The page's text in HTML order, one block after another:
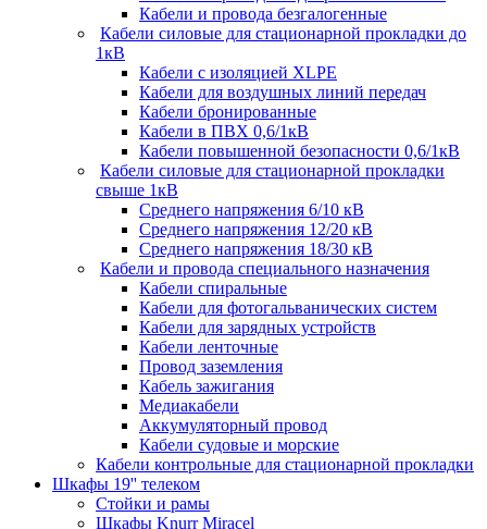
Кабели и провода безгалогенные
Кабели силовые для стационарной прокладки до
1кВ
Кабели c изоляцией XLPE
Кабели для воздушных линий передач
Кабели бронированные
Кабели в ПВХ 0,6/1кВ
Кабели повышенной безопасности 0,6/1кВ
Кабели силовые для стационарной прокладки
свыше 1кВ
Среднего напряжения 6/10 кВ
Среднего напряжения 12/20 кВ
Среднего напряжения 18/30 кВ
Кабели и провода специального назначения
Кабели спиральные
Кабели для фотогальванических систем
Кабели для зарядных устройств
Кабели ленточные
Провод заземления
Кабель зажигания
Медиакабели
Аккумуляторный провод
Кабели судовые и морские
Кабели контрольные для стационарной прокладки
Шкафы 19'' телеком
Стойки и рамы
Шкафы Knurr Miracel